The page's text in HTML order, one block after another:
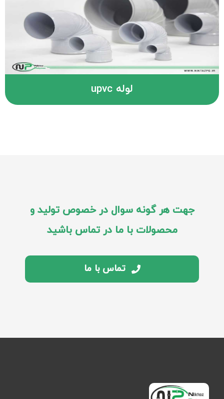
لوله upvc
جهت هر گونه سوال در خصوص تولید و
محصولات با ما در تماس باشید
تماس با ما